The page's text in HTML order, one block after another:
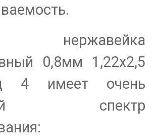
0,8мм 1,22х2,5
4 имеет очень
спектр